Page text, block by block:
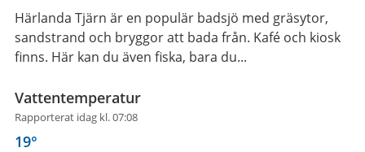
Härlanda Tjärn är en populär badsjö med gräsytor,
sandstrand och bryggor att bada från. Kafé och kiosk
finns. Här kan du även fiska, bara du...
Vattentemperatur
Rapporterat idag kl. 07:08
19°